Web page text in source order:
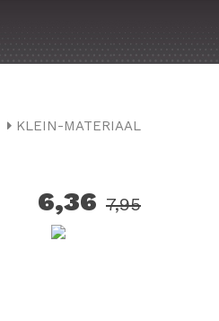
KLEIN-MATERIAAL
6,36 7,95